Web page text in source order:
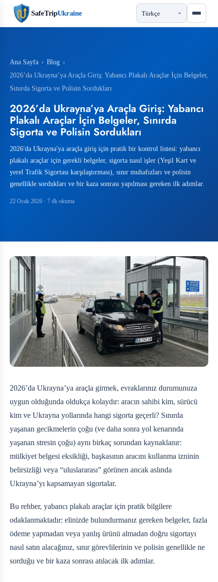
SafeTripUkraine
Ana Sayfa › Blog ›
2026’da Ukrayna’ya Araçla Giriş: Yabancı Plakalı Araçlar İçin Belgeler,
Sınırda Sigorta ve Polisin Sordukları
2026’da Ukrayna’ya Araçla Giriş: Yabancı
Plakalı Araçlar İçin Belgeler, Sınırda
Sigorta ve Polisin Sordukları
2026'da Ukrayna'ya araçla giriş için pratik bir kontrol listesi: yabancı
plakalı araçlar için gerekli belgeler, sigorta nasıl işler (Yeşil Kart ve
yerel Trafik Sigortası karşılaştırması), sınır muhafızları ve polisin
genellikle sordukları ve bir kaza sonrası yapılması gereken ilk adımlar.
22 Ocak 2026 · 7 dk okuma
2026’da Ukrayna’ya araçla girmek, evraklarınız durumunuza
uygun olduğunda oldukça kolaydır: aracın sahibi kim, sürücü
kim ve Ukrayna yollarında hangi sigorta geçerli? Sınırda
yaşanan gecikmelerin çoğu (ve daha sonra yol kenarında
yaşanan stresin çoğu) aynı birkaç sorundan kaynaklanır:
mülkiyet belgesi eksikliği, başkasının aracını kullanma izninin
belirsizliği veya “uluslararası” görünen ancak aslında
Ukrayna’yı kapsamayan sigortalar.
Bu rehber, yabancı plakalı araçlar için pratik bilgilere
odaklanmaktadır: elinizde bulundurmanız gereken belgeler, fazla
ödeme yapmadan veya yanlış ürünü almadan doğru sigortayı
nasıl satın alacağınız, sınır görevlilerinin ve polisin genellikle ne
sorduğu ve bir kaza sonrası atılacak ilk adımlar.